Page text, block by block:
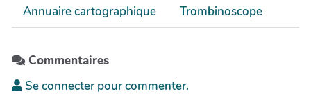
Annuaire cartographique
Trombinoscope
Commentaires
Se connecter pour commenter.